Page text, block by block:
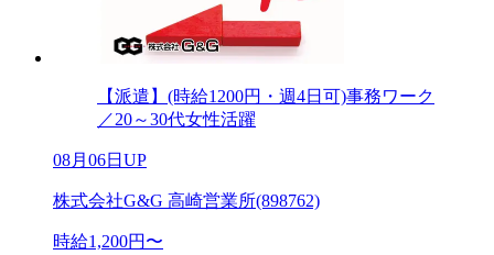
【派遣】(時給1200円・週4日可)事務ワーク
／20～30代女性活躍
08月06日UP
株式会社G&G 高崎営業所(898762)
時給1,200円〜